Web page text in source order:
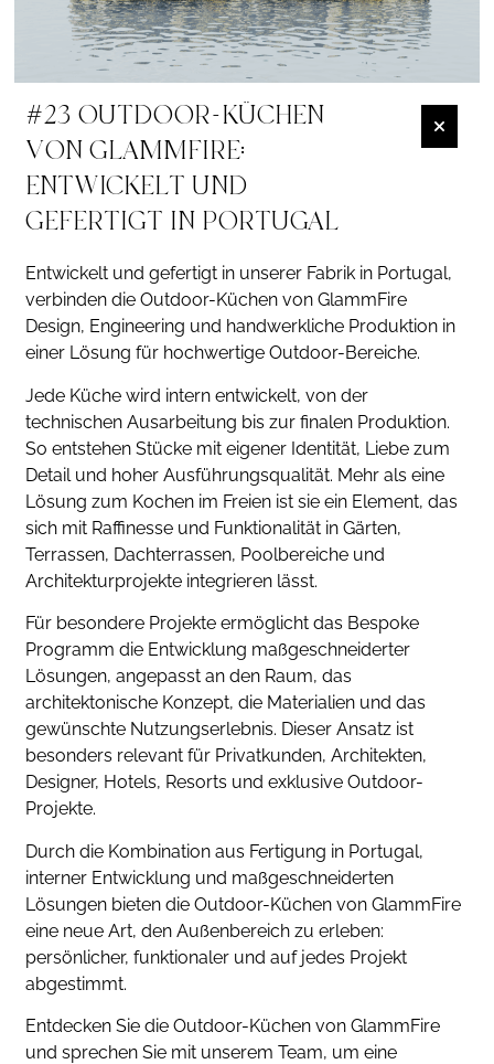
#23 OUTDOOR-KÜCHEN
VON GLAMMFIRE:
ENTWICKELT UND
GEFERTIGT IN PORTUGAL
Entwickelt und gefertigt in unserer Fabrik in Portugal,
verbinden die Outdoor-Küchen von GlammFire
Design, Engineering und handwerkliche Produktion in
einer Lösung für hochwertige Outdoor-Bereiche.
Jede Küche wird intern entwickelt, von der
technischen Ausarbeitung bis zur finalen Produktion.
So entstehen Stücke mit eigener Identität, Liebe zum
Detail und hoher Ausführungsqualität. Mehr als eine
Lösung zum Kochen im Freien ist sie ein Element, das
sich mit Raffinesse und Funktionalität in Gärten,
Terrassen, Dachterrassen, Poolbereiche und
Architekturprojekte integrieren lässt.
Für besondere Projekte ermöglicht das Bespoke
Programm die Entwicklung maßgeschneiderter
Lösungen, angepasst an den Raum, das
architektonische Konzept, die Materialien und das
gewünschte Nutzungserlebnis. Dieser Ansatz ist
besonders relevant für Privatkunden, Architekten,
Designer, Hotels, Resorts und exklusive Outdoor-
Projekte.
Durch die Kombination aus Fertigung in Portugal,
interner Entwicklung und maßgeschneiderten
Lösungen bieten die Outdoor-Küchen von GlammFire
eine neue Art, den Außenbereich zu erleben:
persönlicher, funktionaler und auf jedes Projekt
abgestimmt.
Entdecken Sie die Outdoor-Küchen von GlammFire
und sprechen Sie mit unserem Team, um eine